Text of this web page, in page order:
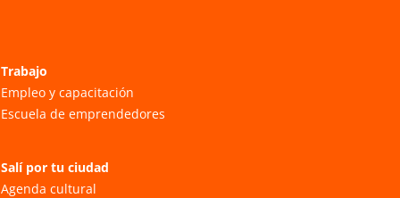
Trabajo
Empleo y capacitación
Escuela de emprendedores
Salí por tu ciudad
Agenda cultural